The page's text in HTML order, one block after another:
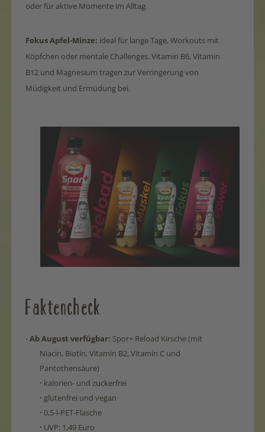
oder für aktive Momente im Alltag.
Fokus Apfel-Minze: ideal für lange Tage, Workouts mit
Köpfchen oder mentale Challenges. Vitamin B6, Vitamin
B12 und Magnesium tragen zur Verringerung von
Müdigkeit und Ermüdung bei.
Faktencheck
·Ab August verfügbar: Spor+ Reload Kirsche (mit
Niacin, Biotin, Vitamin B2, Vitamin C und
Pantothensäure)
· kalorien- und zuckerfrei
· glutenfrei und vegan
·0,5-l-PET-Flasche
· UVP: 1,49 Euro